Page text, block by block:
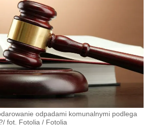
odpadami komunalnymi podlega
fot. Fotolia / Fotolia